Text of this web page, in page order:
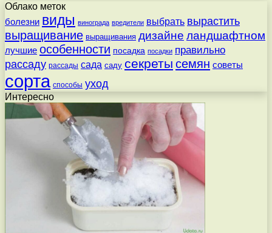
Облако меток
болезни виды винограда вредители выбрать вырастить
выращивание выращивания дизайне ландшафтном
лучшие особенности посадка посадки правильно
рассаду рассады сада саду секреты семян советы
сорта способы уход
Интересно